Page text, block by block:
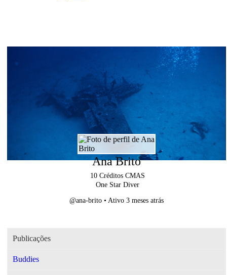
Ana Brito
10 Créditos CMAS
One Star Diver
@ana-brito • Ativo 3 meses atrás
Publicações
Buddies